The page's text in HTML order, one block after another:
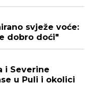
svježe voće:
dobro doći"
i Severine
u Puli i okolici